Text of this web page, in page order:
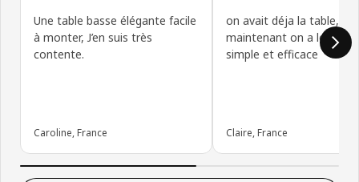
Une table basse élégante facile
à monter, J’en suis très
contente.
Caroline, France
on avait déja la table,
maintenant on a le
simple et efficace
Claire, France